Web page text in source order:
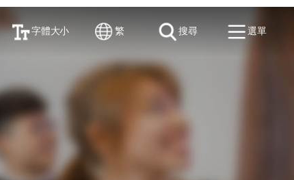
字體大小 繁 搜尋 選單